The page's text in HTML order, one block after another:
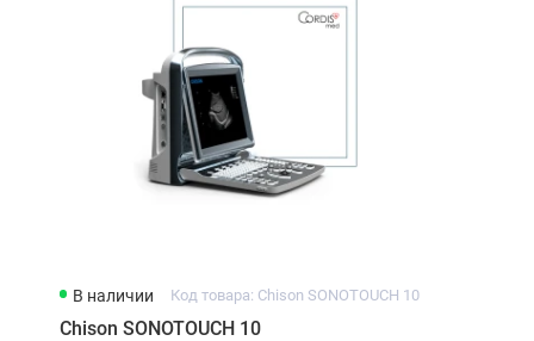
В наличии Код товара: Chison SONOTOUCH 10
Chison SONOTOUCH 10